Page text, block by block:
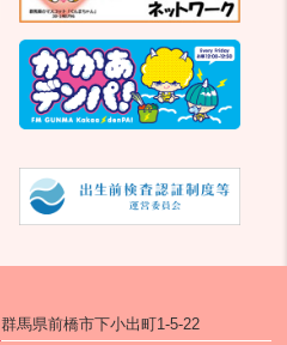
群馬県前橋市下小出町1-5-22